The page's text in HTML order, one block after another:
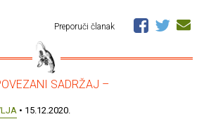
Preporuči članak
SADRŽAJ –
• 15.12.2020.